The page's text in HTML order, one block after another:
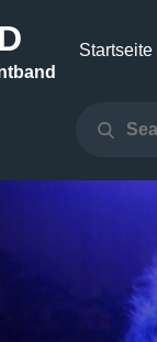
Startseite
Search